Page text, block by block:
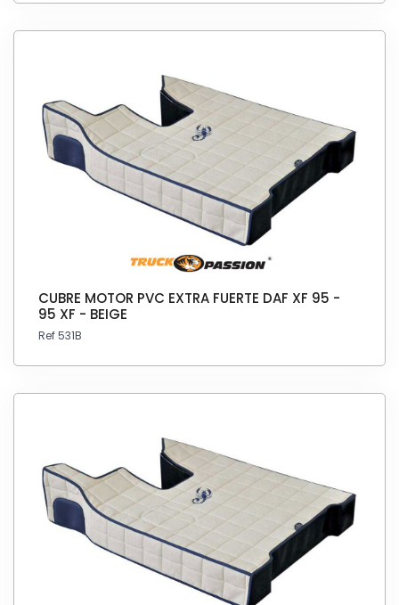
CUBRE MOTOR PVC EXTRA FUERTE DAF XF 95 -
95 XF - BEIGE
Ref 531B